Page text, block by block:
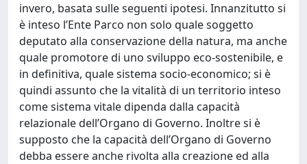
invero, basata sulle seguenti ipotesi. Innanzitutto si
è inteso l’Ente Parco non solo quale soggetto
deputato alla conservazione della natura, ma anche
quale promotore di uno sviluppo eco-sostenibile, e
in definitiva, quale sistema socio-economico; si è
quindi assunto che la vitalità di un territorio inteso
come sistema vitale dipenda dalla capacità
relazionale dell’Organo di Governo. Inoltre si è
supposto che la capacità dell’Organo di Governo
debba essere anche rivolta alla creazione ed alla